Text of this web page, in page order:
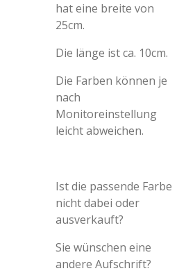
hat eine breite von
25cm.
Die länge ist ca. 10cm.
Die Farben können je
nach
Monitoreinstellung
leicht abweichen.
Ist die passende Farbe
nicht dabei oder
ausverkauft?
Sie wünschen eine
andere Aufschrift?